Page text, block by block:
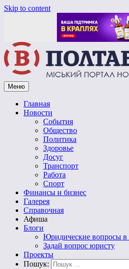
Skip to content
Vpoltave.info
Полтавский портал новостей
Меню
Главная
Новости
События
Общество
Политика
Здоровье
Досуг
Транспорт
Работа
Спорт
Финансы и бизнес
Галерея
Справочная
Афиша
Блоги
Юридические вопросы
Задай вопрос юристу
Проекты
Пошук: